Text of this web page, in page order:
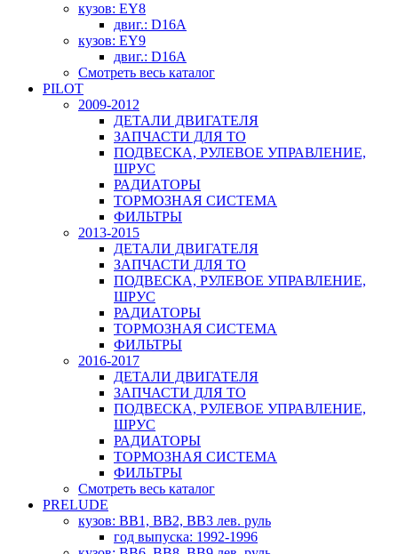
кузов: EY8
двиг.: D16A
кузов: EY9
двиг.: D16A
Смотреть весь каталог
PILOT
2009-2012
ДЕТАЛИ ДВИГАТЕЛЯ
ЗАПЧАСТИ ДЛЯ ТО
ПОДВЕСКА, РУЛЕВОЕ УПРАВЛЕНИЕ,
ШРУС
РАДИАТОРЫ
ТОРМОЗНАЯ СИСТЕМА
ФИЛЬТРЫ
2013-2015
ДЕТАЛИ ДВИГАТЕЛЯ
ЗАПЧАСТИ ДЛЯ ТО
ПОДВЕСКА, РУЛЕВОЕ УПРАВЛЕНИЕ,
ШРУС
РАДИАТОРЫ
ТОРМОЗНАЯ СИСТЕМА
ФИЛЬТРЫ
2016-2017
ДЕТАЛИ ДВИГАТЕЛЯ
ЗАПЧАСТИ ДЛЯ ТО
ПОДВЕСКА, РУЛЕВОЕ УПРАВЛЕНИЕ,
ШРУС
РАДИАТОРЫ
ТОРМОЗНАЯ СИСТЕМА
ФИЛЬТРЫ
Смотреть весь каталог
PRELUDE
кузов: BB1, BB2, BB3 лев. руль
год выпуска: 1992-1996